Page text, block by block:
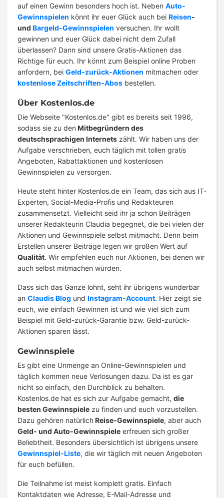
auf einen Gewinn besonders hoch ist. Neben Auto-
Gewinnspielen könnt ihr euer Glück auch bei Reisen-
und Bargeld-Gewinnspielen versuchen. Ihr wollt
gewinnen und euer Glück dabei nicht dem Zufall
überlassen? Dann sind unsere Gratis-Aktionen das
Richtige für euch. Ihr könnt zum Beispiel online Proben
anfordern, bei Geld-zurück-Aktionen mitmachen oder
kostenlose Zeitschriften-Abos bestellen.
Über Kostenlos.de
Die Webseite "Kostenlos.de" gibt es bereits seit 1996,
sodass sie zu den Mitbegründern des
deutschsprachigen Internets zählt. Wir haben uns der
Aufgabe verschrieben, euch täglich mit tollen gratis
Angeboten, Rabattaktionen und kostenlosen
Gewinnspielen zu versorgen.
Heute steht hinter Kostenlos.de ein Team, das sich aus IT-
Experten, Social-Media-Profis und Redakteuren
zusammensetzt. Vielleicht seid ihr ja schon Beiträgen
unserer Redakteurin Claudia begegnet, die bei vielen der
Aktionen und Gewinnspiele selbst mitmacht. Denn beim
Erstellen unserer Beiträge legen wir großen Wert auf
Qualität. Wir empfehlen euch nur Aktionen, bei denen wir
auch selbst mitmachen würden.
Dass sich das Ganze lohnt, seht ihr übrigens wunderbar
an Claudis Blog und Instagram-Account. Hier zeigt sie
euch, wie einfach Gewinnen ist und wie viel sich zum
Beispiel mit Geld-zurück-Garantie bzw. Geld-zurück-
Aktionen sparen lässt.
Gewinnspiele
Es gibt eine Unmenge an Online-Gewinnspielen und
täglich kommen neue Verlosungen dazu. Da ist es gar
nicht so einfach, den Durchblick zu behalten.
Kostenlos.de hat es sich zur Aufgabe gemacht, die
besten Gewinnspiele zu finden und euch vorzustellen.
Dazu gehören natürlichReise-Gewinnspiele, aber auch
Geld- und Auto-Gewinnspiele erfreuen sich großer
Beliebtheit. Besonders übersichtlich ist übrigens unsere
Gewinnspiel-Liste, die wir täglich mit neuen Angeboten
für euch befüllen.
Die Teilnahme ist meist komplett gratis. Einfach
Kontaktdaten wie Adresse, E-Mail-Adresse und